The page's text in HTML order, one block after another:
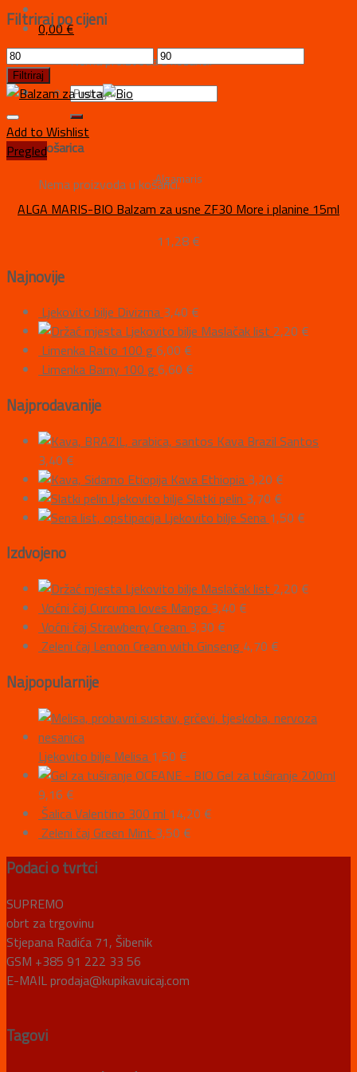
0,00€
Nema proizvoda u košarici.
Košarica
Nema proizvoda u košarici.
Filtriraj po cijeni
Filtriraj
Add to Wishlist
Pregled
Algamaris
ALGA MARIS-BIO Balzam za usne ZF30 More i planine 15ml
11,28 €
Najnovije
Ljekovito bilje Divizma 3,40 €
Ljekovito bilje Maslačak list 2,20 €
Limenka Ratio 100 g 6,00 €
Limenka Barny 100 g 6,60 €
Najprodavanije
Kava Brazil Santos
3,40 €
Kava Ethiopia 3,20 €
Ljekovito bilje Slatki pelin 3,70 €
Ljekovito bilje Sena 1,50 €
Izdvojeno
Ljekovito bilje Maslačak list 2,20 €
Voćni čaj Curcuma loves Mango 3,40 €
Voćni čaj Strawberry Cream 3,30 €
Zeleni čaj Lemon Cream with Ginseng 4,70 €
Najpopularnije
Ljekovito bilje Melisa 1,50 €
OCEANE - BIO Gel za tuširanje 200ml
9,16 €
Šalica Valentino 300 ml 14,20 €
Zeleni čaj Green Mint 3,50 €
Podaci o tvrtci
SUPREMO
obrt za trgovinu
Stjepana Radića 71, Šibenik
GSM +385 91 222 33 56
E-MAIL prodaja@kupikavuicaj.com
Tagovi